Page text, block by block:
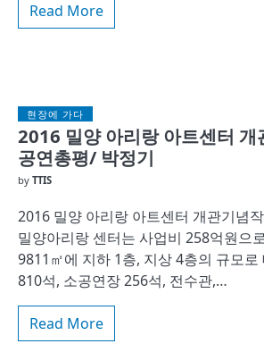
Read More
현장에 가다
2016 밀양 아리랑 아트센터 개
공연총평/ 박정기
by TTIS
2016 밀양 아리랑 아트센터 개관기념
밀양아리랑 센터는 사업비 258억원으
9811㎡에 지하 1층, 지상 4층의 규모로
810석, 소공연장 256석, 전수관,…
Read More